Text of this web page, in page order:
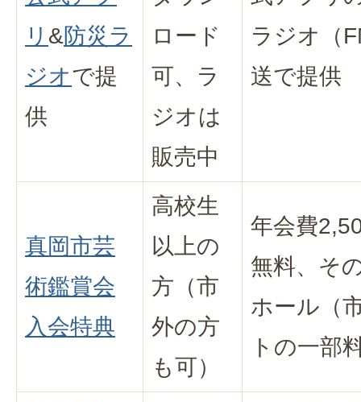
リ &防災ラ
ジオで提
供
ロード
可、ラ
ジオは
販売中
ラジオ（
送で提供
真岡市芸
術鑑賞会
入会特典
高校生
以上の
方（市
外の方
も可）
年会費
無料、そ
ホール（
トの一部